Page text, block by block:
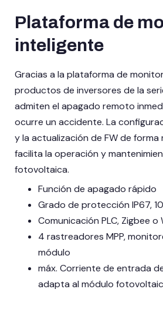
Plataforma de
inteligente
Gracias a la plataforma de
productos de inversores de la
admiten el apagado remoto
ocurre un accidente. La
y la actualización de FW de forma
facilita la operación y
fotovoltaica.
Función de apagado rápido
Grado de protección IP67,
Comunicación PLC, Zigbee o
4 rastreadores MPP,
módulo
máx. Corriente de entrada
adapta al módulo